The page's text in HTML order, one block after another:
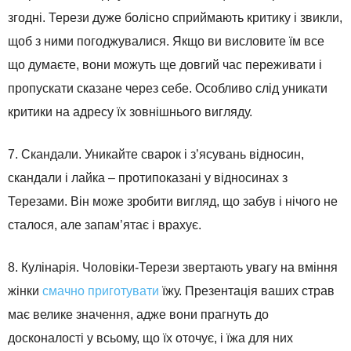
згодні. Терези дуже болісно сприймають критику і звикли,
щоб з ними погоджувалися. Якщо ви висловите їм все
що думаєте, вони можуть ще довгий час переживати і
пропускати сказане через себе. Особливо слід уникати
критики на адресу їх зовнішнього вигляду.
7. Скандали. Уникайте сварок і з’ясувань відносин,
скандали і лайка – протипоказані у відносинах з
Терезами. Він може зробити вигляд, що забув і нічого не
сталося, але запам’ятає і врахує.
8. Кулінарія. Чоловіки-Терези звертають увагу на вміння
жінки смачно приготувати їжу. Презентація ваших страв
має велике значення, адже вони прагнуть до
досконалості у всьому, що їх оточує, і їжа для них